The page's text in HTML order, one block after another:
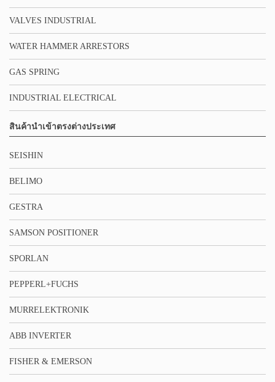
VALVES INDUSTRIAL
WATER HAMMER ARRESTORS
GAS SPRING
INDUSTRIAL ELECTRICAL
สินค้านำเข้าตรงต่างประเทศ
SEISHIN
BELIMO
GESTRA
SAMSON POSITIONER
SPORLAN
PEPPERL+FUCHS
MURRELEKTRONIK
ABB INVERTER
FISHER & EMERSON